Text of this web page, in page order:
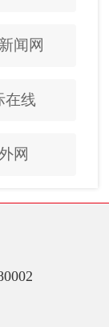
闻网
在线
网